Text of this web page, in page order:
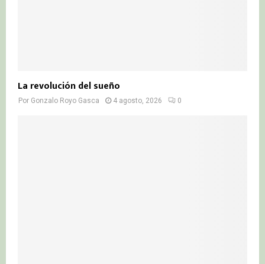
La revolución del sueño
Por Gonzalo Royo Gasca 4 agosto, 2026 0